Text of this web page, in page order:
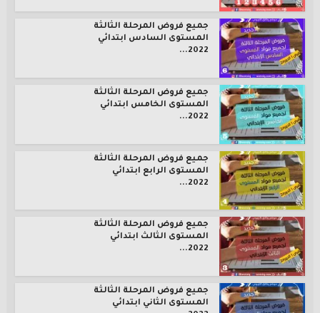
جميع فروض المرحلة الثالثة
المستوى السادس ابتدائي
2022...
جميع فروض المرحلة الثالثة
المستوى الخامس ابتدائي
2022...
جميع فروض المرحلة الثالثة
المستوى الرابع ابتدائي
2022...
جميع فروض المرحلة الثالثة
المستوى الثالث ابتدائي
2022...
جميع فروض المرحلة الثالثة
المستوى الثاني ابتدائي